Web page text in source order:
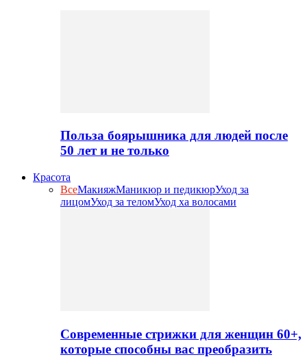
Польза боярышника для людей после
50 лет и не только
Красота
ВсеМакияжМаникюр и педикюрУход за
лицомУход за теломУход ха волосами
Современные стрижки для женщин 60+,
которые способны вас преобразить